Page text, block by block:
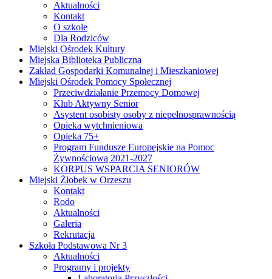
Aktualności
Kontakt
O szkole
Dla Rodziców
Miejski Ośrodek Kultury
Miejska Biblioteka Publiczna
Zakład Gospodarki Komunalnej i Mieszkaniowej
Miejski Ośrodek Pomocy Społecznej
Przeciwdziałanie Przemocy Domowej
Klub Aktywny Senior
Asystent osobisty osoby z niepełnosprawnością
Opieka wytchnieniowa
Opieka 75+
Program Fundusze Europejskie na Pomoc
Żywnościową 2021-2027
KORPUS WSPARCIA SENIORÓW
Miejski Żłobek w Orzeszu
Kontakt
Rodo
Aktualności
Galeria
Rekrutacja
Szkoła Podstawowa Nr 3
Aktualności
Programy i projekty